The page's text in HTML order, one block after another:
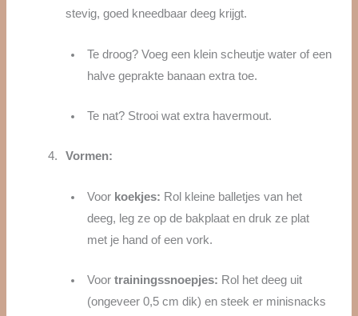
stevig, goed kneedbaar deeg krijgt.
Te droog? Voeg een klein scheutje water of een
halve geprakte banaan extra toe.
Te nat? Strooi wat extra havermout.
Vormen:
Voor koekjes: Rol kleine balletjes van het
deeg, leg ze op de bakplaat en druk ze plat
met je hand of een vork.
Voortrainingssnoepjes: Rol het deeg uit
(ongeveer 0,5 cm dik) en steek er minisnacks